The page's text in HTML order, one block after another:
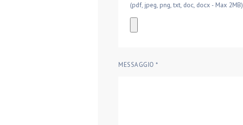
(pdf, jpeg, png, txt, doc, docx - Max 2MB)
MESSAGGIO *